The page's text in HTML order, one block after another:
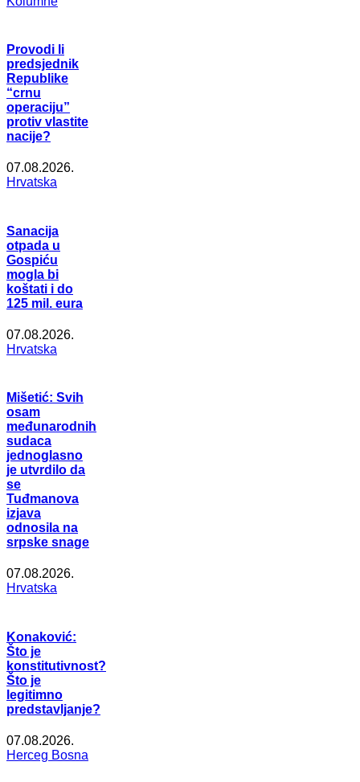
Provodi li
predsjednik
Republike
“crnu
operaciju”
protiv vlastite
nacije?
07.08.2026.
Hrvatska
Sanacija
otpada u
Gospiću
mogla bi
koštati i do
125 mil. eura
07.08.2026.
Hrvatska
Mišetić: Svih
osam
međunarodnih
sudaca
jednoglasno
je utvrdilo da
se
Tuđmanova
izjava
odnosila na
srpske snage
07.08.2026.
Hrvatska
Konaković:
Što je
konstitutivnost?
Što je
legitimno
predstavljanje?
07.08.2026.
Herceg Bosna